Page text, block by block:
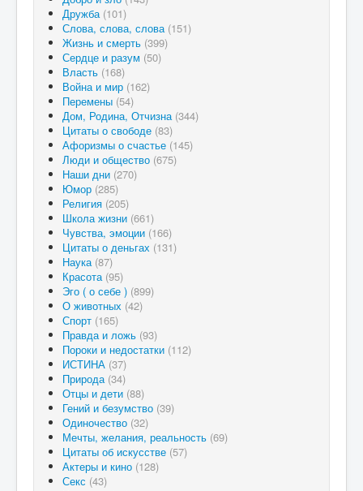
Дружба (101)
Слова, слова, слова (151)
Жизнь и смерть (399)
Сердце и разум (50)
Власть (168)
Война и мир (162)
Перемены (54)
Дом, Родина, Отчизна (344)
Цитаты о свободе (83)
Афоризмы о счастье (145)
Люди и общество (675)
Наши дни (270)
Юмор (285)
Религия (205)
Школа жизни (661)
Чувства, эмоции (166)
Цитаты о деньгах (131)
Наука (87)
Красота (95)
Эго ( о себе ) (899)
О животных (42)
Спорт (165)
Правда и ложь (93)
Пороки и недостатки (112)
ИСТИНА (37)
Природа (34)
Отцы и дети (88)
Гений и безумство (39)
Одиночество (32)
Мечты, желания, реальность (69)
Цитаты об искусстве (57)
Актеры и кино (128)
Секс (43)